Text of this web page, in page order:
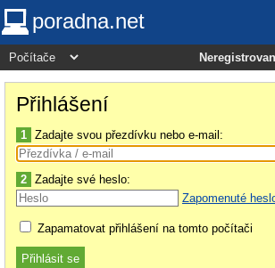
poradna.net
Přihlášení
1 Zadajte svou přezdívku nebo e-mail:
2 Zadajte své heslo:
Zapomenuté
Zapamatovat přihlášení na tomto počítači